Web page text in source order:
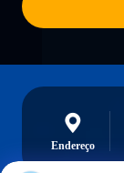
Endereço